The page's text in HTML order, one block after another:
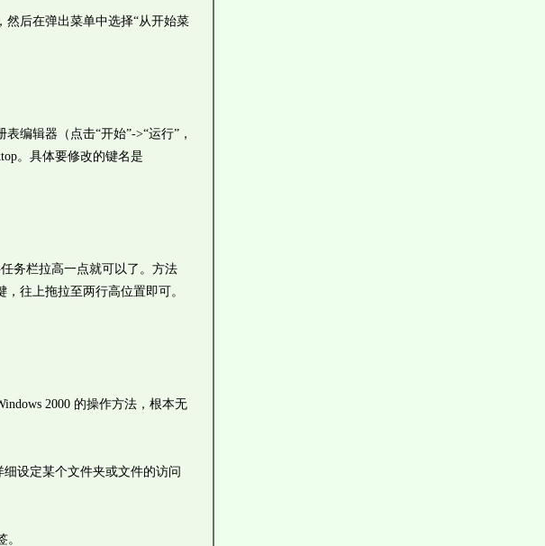
后在弹出菜单中选择“从开始菜
辑器（点击“开始”->“运行”，
。具体要修改的键名是
务栏拉高一点就可以了。方法
往上拖拉至两行高位置即可。
2000 的操作方法，根本无
设定某个文件夹或文件的访问